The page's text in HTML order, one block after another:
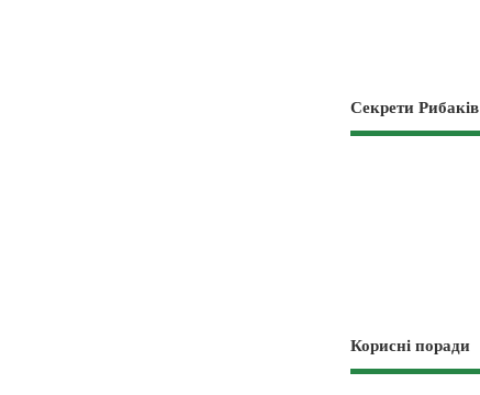
Секрети Рибаків
Корисні поради